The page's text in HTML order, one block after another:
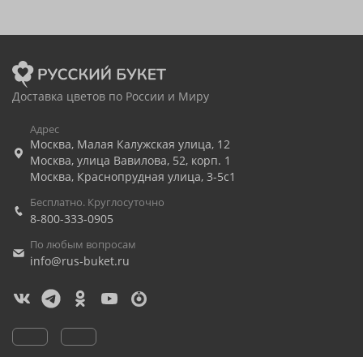
Доставка цветов по России и Миру
Адрес
Москва, Малая Калужская улица, 12
Москва, улица Вавилова, 52, корп. 1
Москва, Краснопрудная улица, 3-5с1
Бесплатно. Круглосуточно
8-800-333-0905
По любым вопросам
info@rus-buket.ru